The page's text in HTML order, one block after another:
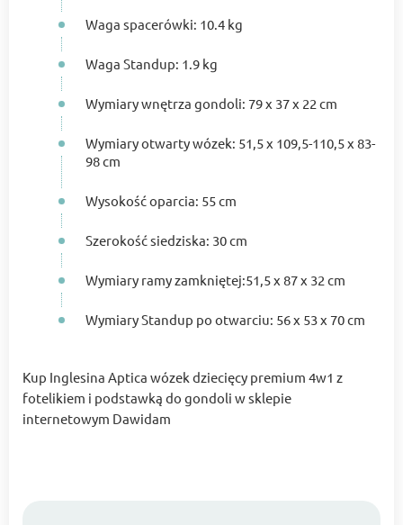
Waga spacerówki: 10.4 kg
Waga Standup: 1.9 kg
Wymiary wnętrza gondoli: 79 x 37 x 22 cm
Wymiary otwarty wózek: 51,5 x 109,5-110,5 x 83-
98 cm
Wysokość oparcia: 55 cm
Szerokość siedziska: 30 cm
Wymiary ramy zamkniętej:51,5 x 87 x 32 cm
Wymiary Standup po otwarciu: 56 x 53 x 70 cm
Kup Inglesina Aptica wózek dziecięcy premium 4w1 z
fotelikiem i podstawką do gondoli w sklepie
internetowym Dawidam